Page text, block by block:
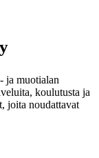
ja muotialan
koulutusta ja
joita noudattavat